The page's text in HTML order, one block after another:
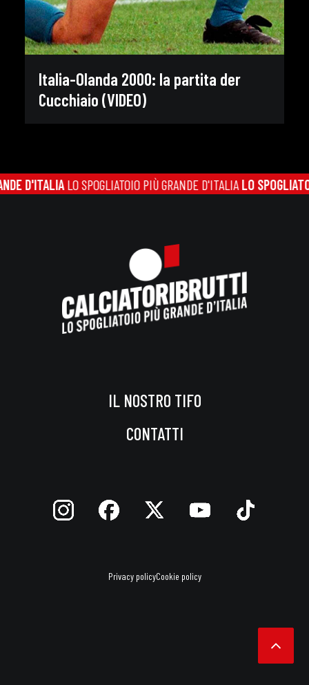
Italia-Olanda 2000: la partita der
Cucchiaio (VIDEO)
LO SPOGLIATOIO PIÙ GRANDE D'ITALIALO SPOGLIATOIO
IL NOSTRO TIFO
CONTATTI
Privacy policyCookie policy